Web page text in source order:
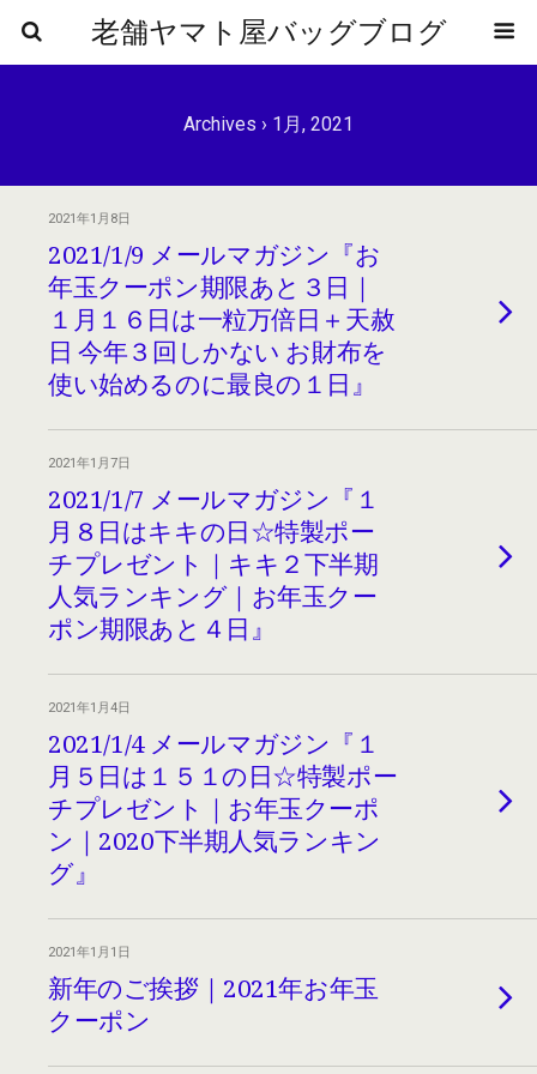
老舗ヤマト屋バッグブログ
Archives › 1月, 2021
2021年1月8日
2021/1/9 メールマガジン『お
年玉クーポン期限あと３日｜
１月１６日は一粒万倍日＋天赦
日 今年３回しかない お財布を
使い始めるのに最良の１日』
2021年1月7日
2021/1/7 メールマガジン『１
月８日はキキの日☆特製ポー
チプレゼント｜キキ２下半期
人気ランキング｜お年玉クー
ポン期限あと４日』
2021年1月4日
2021/1/4 メールマガジン『１
月５日は１５１の日☆特製ポー
チプレゼント｜お年玉クーポ
ン｜2020下半期人気ランキン
グ』
2021年1月1日
新年のご挨拶｜2021年お年玉
クーポン